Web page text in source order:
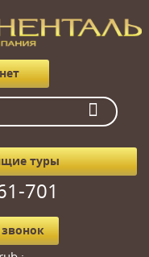
туры
701